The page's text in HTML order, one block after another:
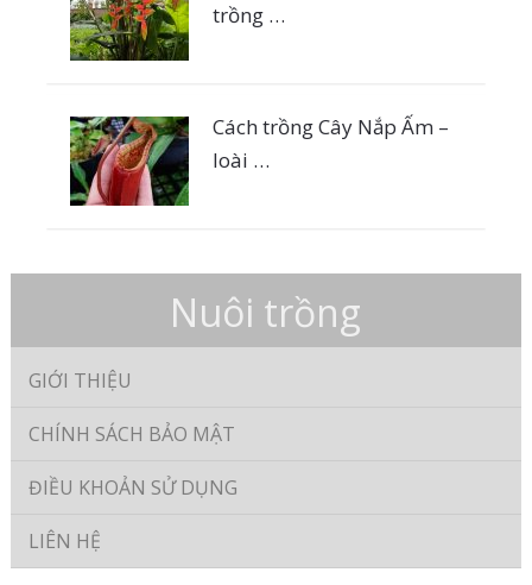
trồng …
Cách trồng Cây Nắp Ấm –
loài …
Nuôi trồng
GIỚI THIỆU
CHÍNH SÁCH BẢO MẬT
ĐIỀU KHOẢN SỬ DỤNG
LIÊN HỆ